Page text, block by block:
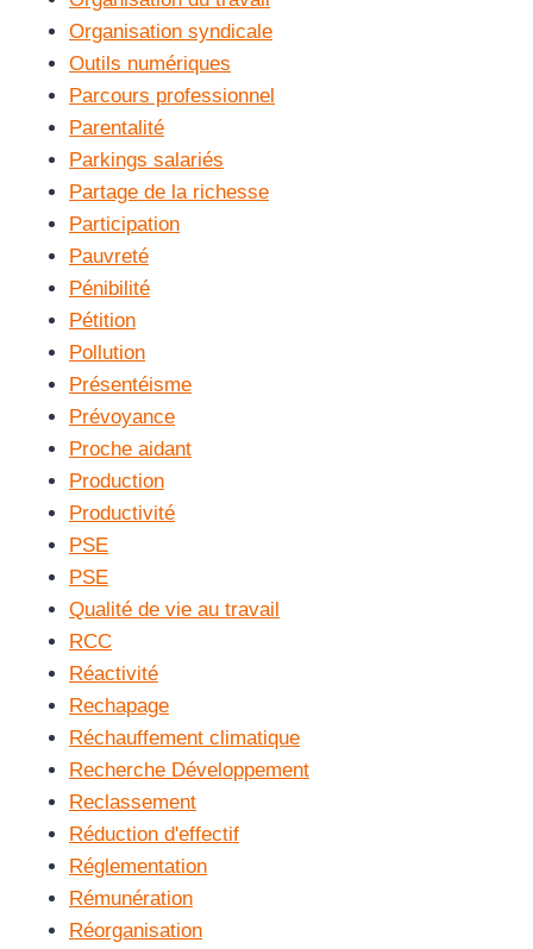
Organisation syndicale
Outils numériques
Parcours professionnel
Parentalité
Parkings salariés
Partage de la richesse
Participation
Pauvreté
Pénibilité
Pétition
Pollution
Présentéisme
Prévoyance
Proche aidant
Production
Productivité
PSE
PSE
Qualité de vie au travail
RCC
Réactivité
Rechapage
Réchauffement climatique
Recherche Développement
Reclassement
Réduction d'effectif
Réglementation
Rémunération
Réorganisation